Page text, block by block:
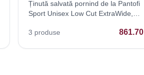
Ținută salvată pornind de la Pantofi
Sport Unisex Low Cut ExtraWide,
Athleisure
3 produse 861.70